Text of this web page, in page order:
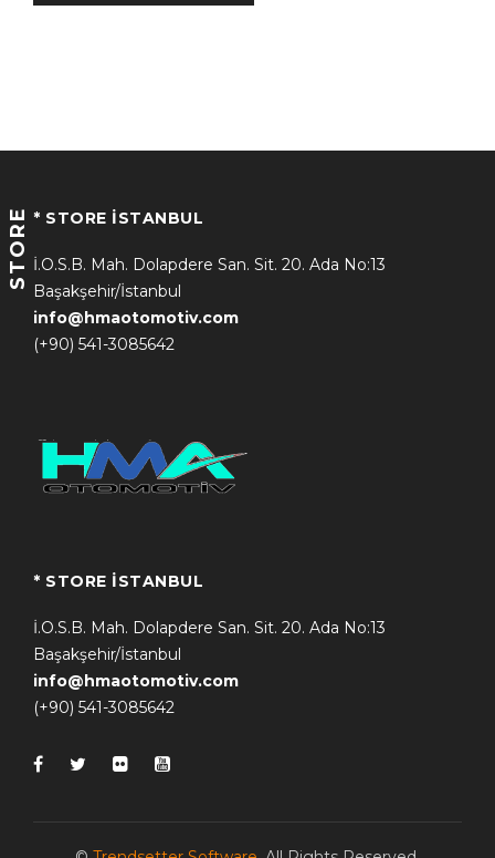
STORE * STORE İSTANBUL
İ.O.S.B. Mah. Dolapdere San. Sit. 20. Ada No:13
Başakşehir/İstanbul
info@hmaotomotiv.com
(+90) 541-3085642
* STORE İSTANBUL
İ.O.S.B. Mah. Dolapdere San. Sit. 20. Ada No:13
Başakşehir/İstanbul
info@hmaotomotiv.com
(+90) 541-3085642